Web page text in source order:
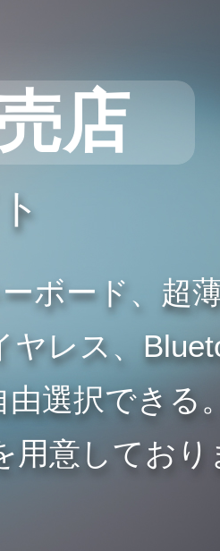
店
ボード、超
レス、
選択できる
意しており